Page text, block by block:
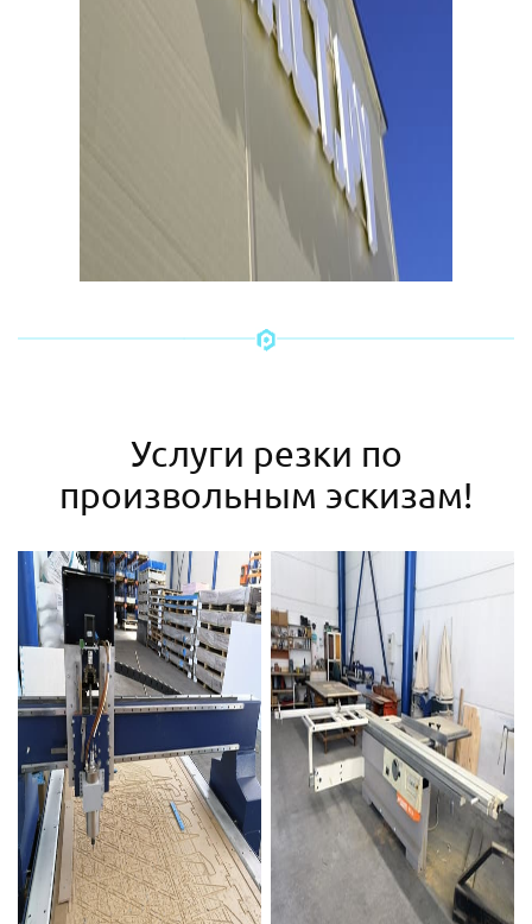
Услуги резки по
произвольным эскизам!